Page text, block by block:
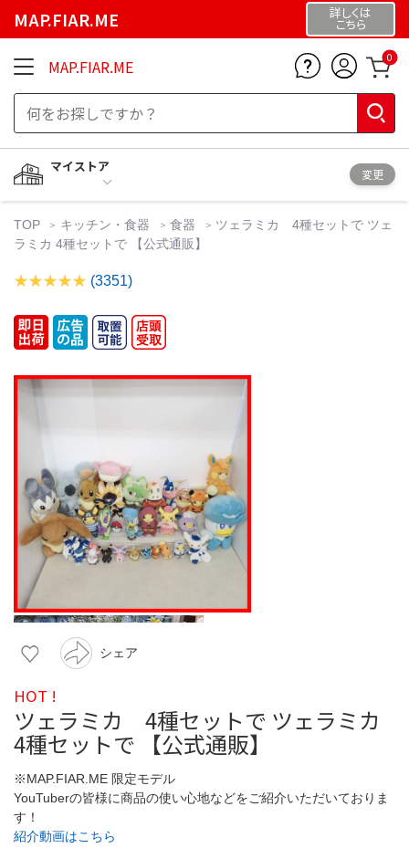
MAP.FIAR.ME 詳しくは
こちら
MAP.FIAR.ME 0
マイストア
変更
TOP キッチン・食器 食器
ツェラミカ 4種セットで ツェ
ラミカ 4種セットで 【公式通販】
(3351)
シェア
HOT !
ツェラミカ 4種セットで ツェラミカ
4種セットで 【公式通販】
※MAP.FIAR.ME 限定モデル
YouTuberの皆様に商品の使い心地などをご紹介いただいておりま
す！
紹介動画はこちら